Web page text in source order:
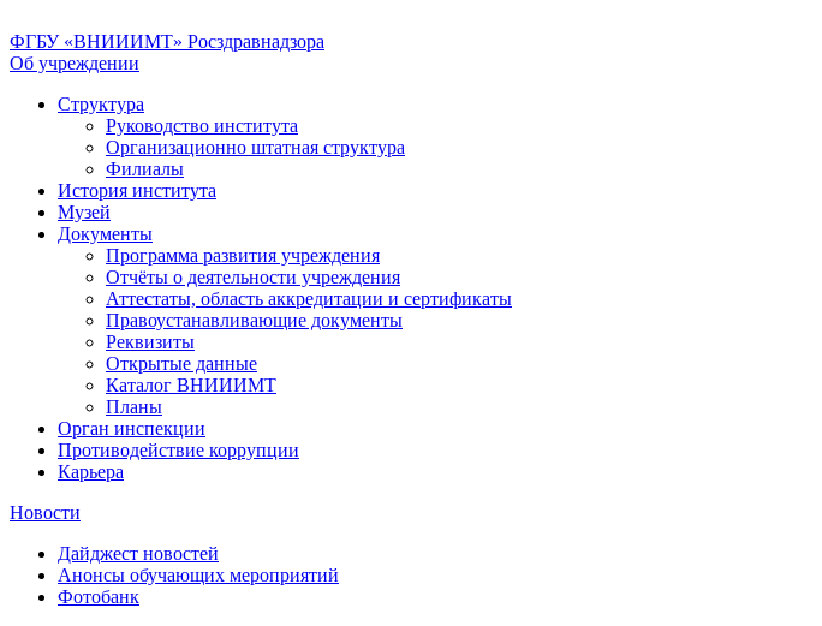
ФГБУ «ВНИИИМТ» Росздравнадзора
Об учреждении
Структура
Руководство института
Организационно штатная структура
Филиалы
История института
Музей
Документы
Программа развития учреждения
Отчёты о деятельности учреждения
Аттестаты, область аккредитации и сертификаты
Правоустанавливающие документы
Реквизиты
Открытые данные
Каталог ВНИИИМТ
Планы
Орган инспекции
Противодействие коррупции
Карьера
Новости
Дайджест новостей
Анонсы обучающих мероприятий
Фотобанк